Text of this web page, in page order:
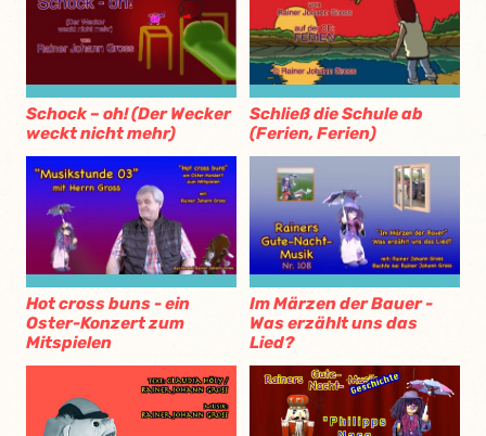
Schock – oh! (Der Wecker
weckt nicht mehr)
Schließ die Schule ab
(Ferien, Ferien)
Hot cross buns - ein
Oster-Konzert zum
Mitspielen
Im Märzen der Bauer -
Was erzählt uns das
Lied?